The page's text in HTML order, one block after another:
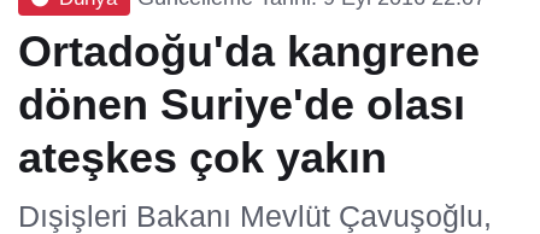
Ortadoğu'da kangrene
dönen Suriye'de olası
ateşkes çok yakın
Dışişleri Bakanı Mevlüt Çavuşoğlu,